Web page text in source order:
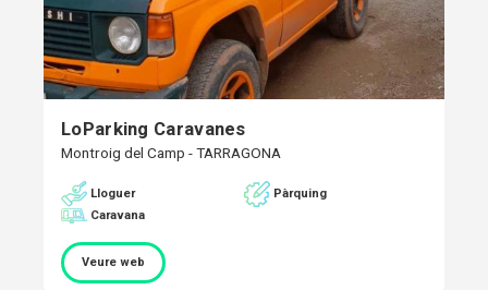
LoParking Caravanes
Montroig del Camp - TARRAGONA
Lloguer
Pàrquing
Caravana
Veure web